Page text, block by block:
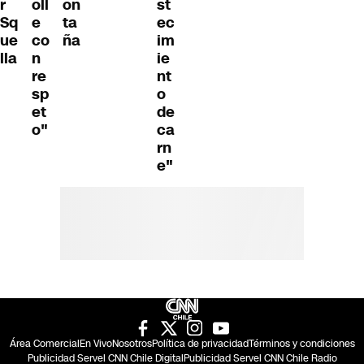
r
Sq
ue
lla
oll
e
co
n
re
sp
et
o"
on
ta
ña
st
ec
im
ie
nt
o
de
ca
rn
e"
Área ComercialEn VivoNosotrosPolítica de privacidadTérminos y condiciones
Publicidad Servel CNN Chile DigitalPublicidad Servel CNN Chile Radio